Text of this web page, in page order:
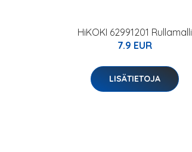
HiKOKI 62991201 Rullamalli
7.9 EUR
LISÄTIETOJA